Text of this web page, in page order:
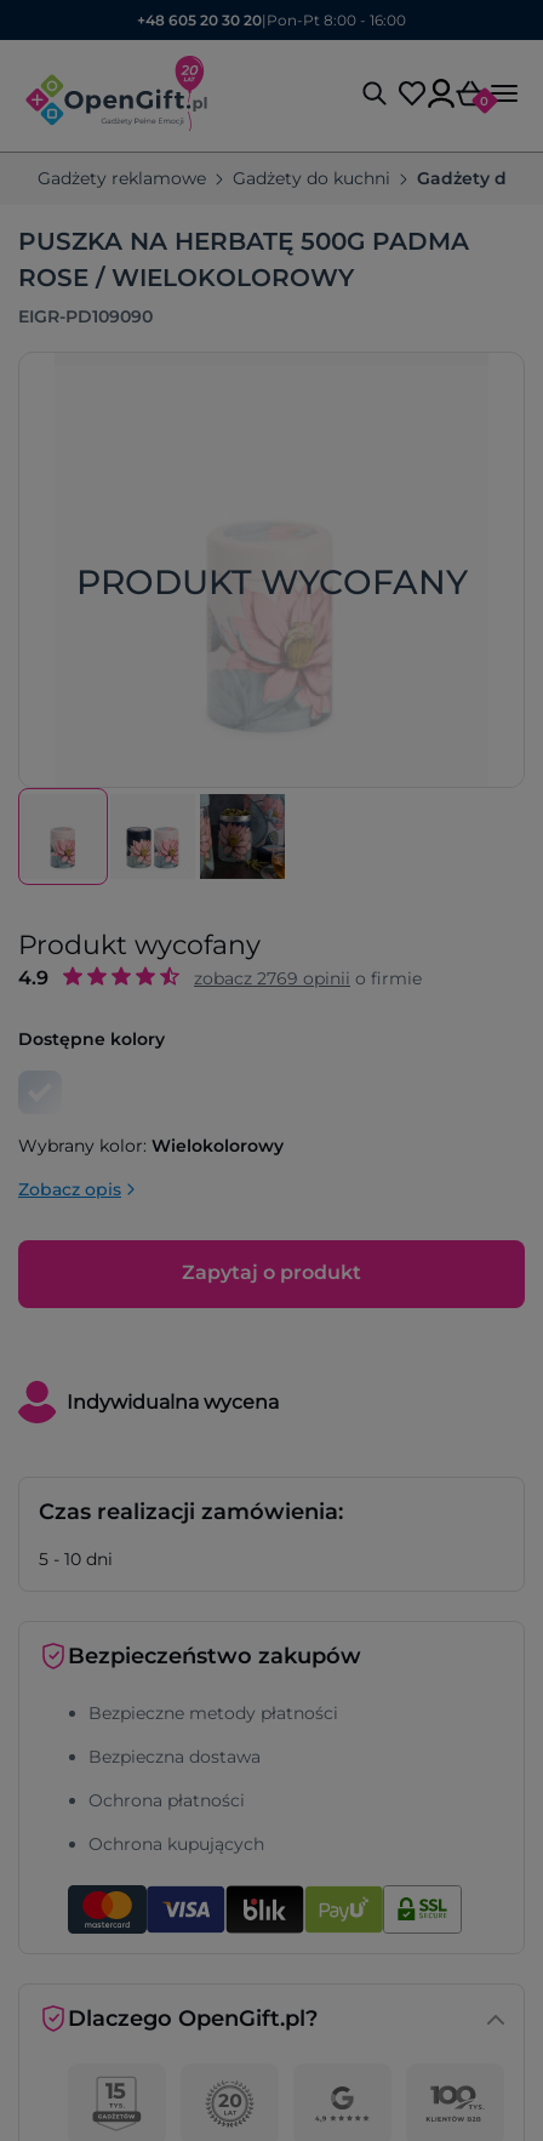
+48 605 20 30 20| Pon-Pt 8:00 - 16:00
0
Gadżety reklamowe Gadżety do kuchni Gadżety do
PUSZKA NA HERBATĘ 500G PADMA
ROSE / WIELOKOLOROWY
EIGR-PD109090
PRODUKT WYCOFANY
Produkt wycofany
4.9 zobacz 2769 opinii o firmie
Dostępne kolory
Wybrany kolor: Wielokolorowy
Zobacz opis
Zapytaj o produkt
Indywidualna wycena
Czas realizacji zamówienia:
5 - 10 dni
Bezpieczeństwo zakupów
Bezpieczne metody płatności
Bezpieczna dostawa
Ochrona płatności
Ochrona kupujących
Dlaczego OpenGift.pl?